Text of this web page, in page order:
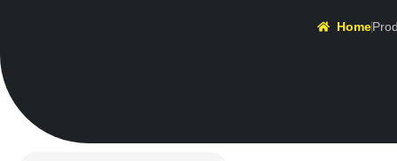
Home